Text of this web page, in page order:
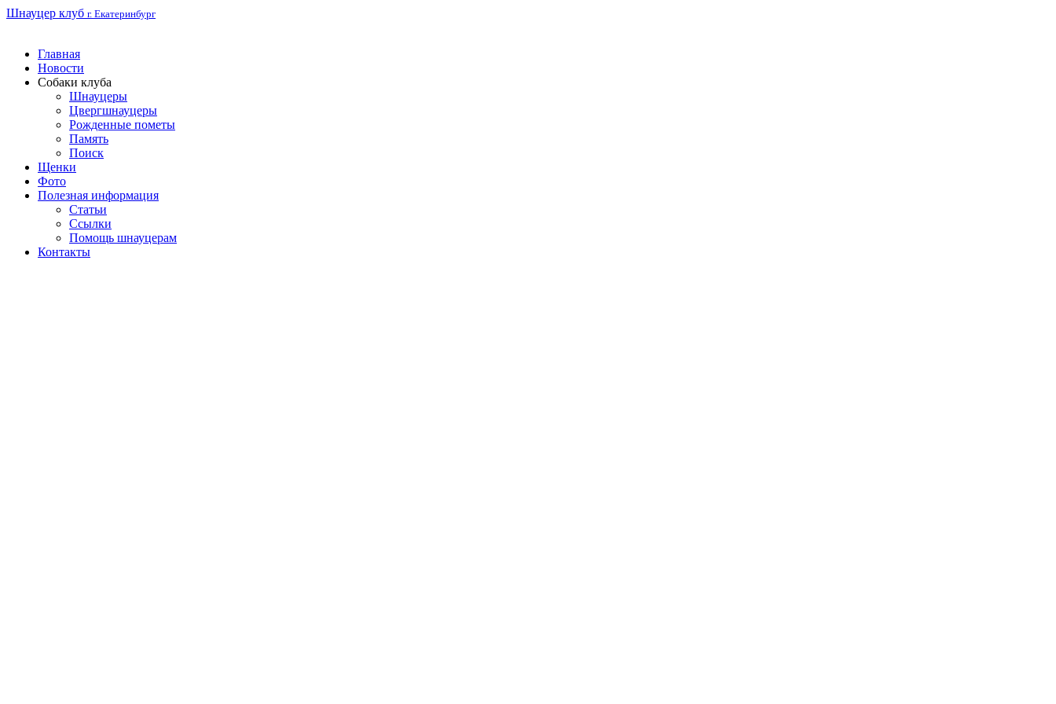
Шнауцер клуб г. Екатеринбург
Главная
Новости
Собаки клуба
Шнауцеры
Цвергшнауцеры
Рожденные пометы
Память
Поиск
Щенки
Фото
Полезная информация
Статьи
Ссылки
Помощь шнауцерам
Контакты